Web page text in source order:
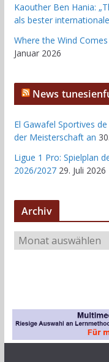
Kaouther Ben Hania:
als bester
Where the Wind
Januar 2026
News
El Gawafel Sportives
der Meisterschaft an
Ligue 1 Pro: Spielplan
2026/2027 29. Juli 2026
Archiv
r